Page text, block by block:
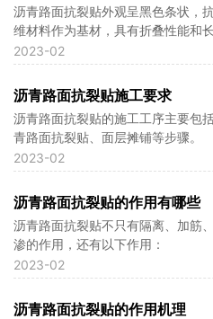
2023-02
沥青路面抗裂贴外观呈黑色条状，
维材料作为基材，具有折叠性能和
沥青路面抗裂贴施工要求
2023-02
沥青路面抗裂贴的施工工序主要包
青路面抗裂贴、面层摊铺等步骤。
沥青路面抗裂贴的作用有哪些
2023-02
沥青路面抗裂贴不只有隔离、加筋
渗的作用，还有以下作用：
沥青路面抗裂贴的作用机理